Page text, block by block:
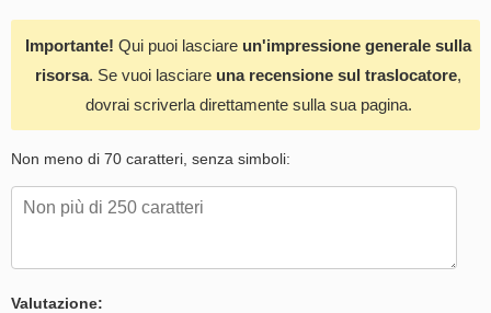
Importante! Qui puoi lasciare un'impressione generale sulla
risorsa. Se vuoi lasciare una recensione sul traslocatore,
dovrai scriverla direttamente sulla sua pagina.
Non meno di 70 caratteri, senza simboli:
Valutazione: